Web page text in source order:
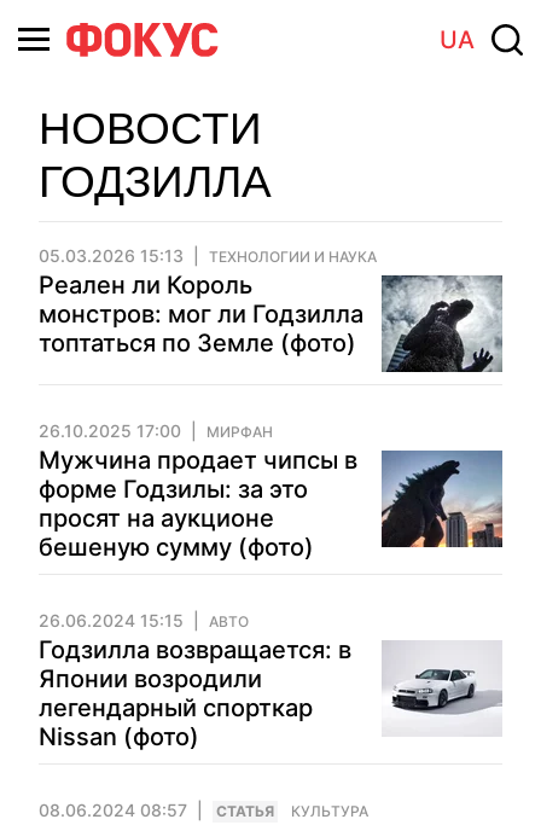
UA
НОВОСТИ
ГОДЗИЛЛА
05.03.2026 15:13 ТЕХНОЛОГИИ И НАУКА
Реален ли Король
монстров: мог ли Годзилла
топтаться по Земле (фото)
26.10.2025 17:00 МИРФАН
Мужчина продает чипсы в
форме Годзилы: за это
просят на аукционе
бешеную сумму (фото)
26.06.2024 15:15 АВТО
Годзилла возвращается: в
Японии возродили
легендарный спорткар
Nissan (фото)
08.06.2024 08:57 CТАТЬЯ КУЛЬТУРА